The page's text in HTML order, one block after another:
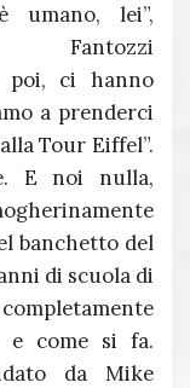
umano, lei”,
poi, ci hanno
a prenderci
Tour Eiffel”.
E noi nulla,
banchetto del
di scuola di
e come si fa.
da Mike